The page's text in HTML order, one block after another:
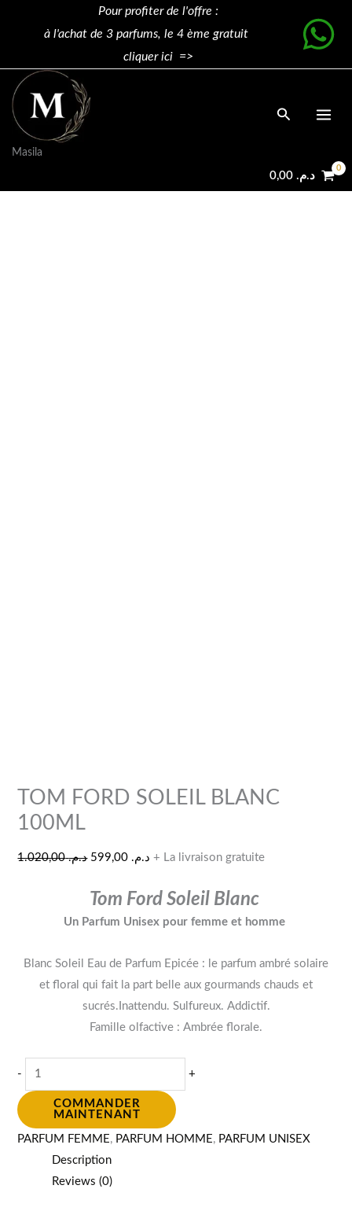
Pour profiter de l'offre :
à l'achat de 3 parfums, le 4 ème gratuit
cliquer ici =>
Masila
Rechercher
د.م.
TOM FORD SOLEIL BLANC
100ML
د.م.1.020,00
Original
price
د.م.
Current
price
is:
+ La livraison gratuite
Tom Ford Soleil Blanc
Un Parfum Unisex pour femme et homme
Blanc Soleil Eau de Parfum Epicée : le parfum ambré solaire
et floral qui fait la part belle aux gourmands chauds et
sucrés.Inattendu. Sulfureux. Addictif.
Famille olfactive : Ambrée florale.
-
FORD
BLANC
100ML
quantity
+
COMMANDER
MAINTENANT
PARFUM FEMME, PARFUM HOMME, PARFUM UNISEX
Description
Reviews (0)